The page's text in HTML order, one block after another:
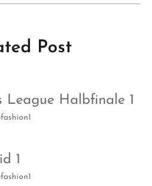
Post
League Halbfinale 1
1